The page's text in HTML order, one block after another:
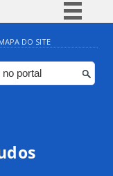
BR
Participe
Canais
DO SITE